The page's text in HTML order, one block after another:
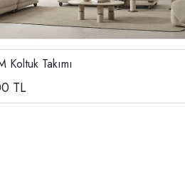
Koltuk Takımı
TL